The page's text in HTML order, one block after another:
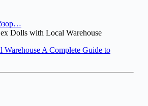
Dolls with Local Warehouse
A Complete Guide to